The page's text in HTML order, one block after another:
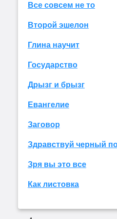
Все совсем не то
Второй эшелон
Глина научит
Государство
Дрызг и брызг
Евангелие
Заговор
Здравствуй черный
Зря вы это все
Как листовка